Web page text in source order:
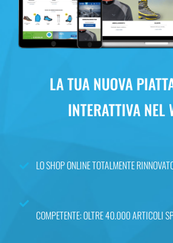
LA TUA NUOVA
INTERATTIVA NEL
LO SHOP ONLINE TOTALMENTE
COMPETENTE: OLTRE 40.000 ARTICOLI